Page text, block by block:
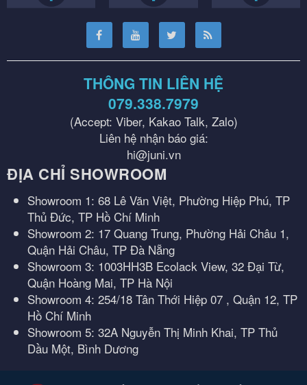
THÔNG TIN LIÊN HỆ
079.338.7979
(Accept: Viber, Kakao Talk, Zalo)
Liên hệ nhận báo giá:
hi@juni.vn
ĐỊA CHỈ SHOWROOM
Showroom 1: 68 Lê Văn Việt, Phường Hiệp Phú, TP
Thủ Đức, TP Hồ Chí Minh
Showroom 2: 17 Quang Trung, Phường Hải Châu 1,
Quận Hải Châu, TP Đà Nẵng
Showroom 3: 1003HH3B Ecolack View, 32 Đại Từ,
Quận Hoàng Mai, TP Hà Nội
Showroom 4: 254/18 Tân Thới Hiệp 07 , Quận 12, TP
Hồ Chí Minh
Showroom 5: 32A Nguyễn Thị Minh Khai, TP Thủ
Dầu Một, Bình Dương